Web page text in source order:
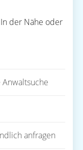
der Nähe oder
anfragen